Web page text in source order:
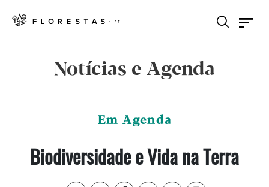
Notícias e Agenda
Em Agenda
Biodiversidade e Vida na Terra